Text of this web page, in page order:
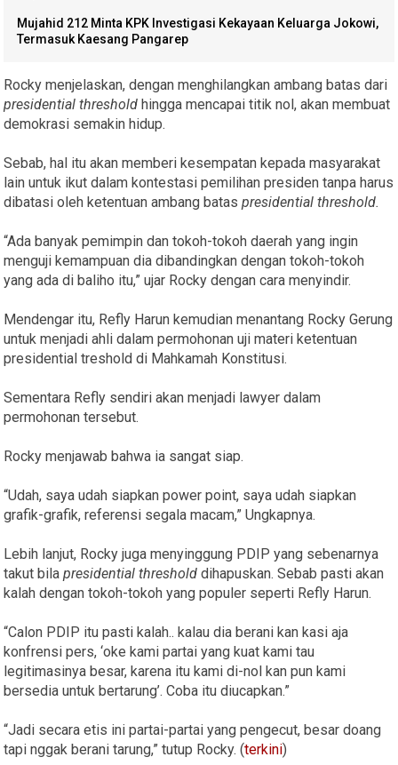
Mujahid 212 Minta KPK Investigasi Kekayaan Keluarga Jokowi,
Termasuk Kaesang Pangarep
Rocky menjelaskan, dengan menghilangkan ambang batas dari
presidential threshold hingga mencapai titik nol, akan membuat
demokrasi semakin hidup.
Sebab, hal itu akan memberi kesempatan kepada masyarakat
lain untuk ikut dalam kontestasi pemilihan presiden tanpa harus
dibatasi oleh ketentuan ambang bataspresidential threshold.
“Ada banyak pemimpin dan tokoh-tokoh daerah yang ingin
menguji kemampuan dia dibandingkan dengan tokoh-tokoh
yang ada di baliho itu,” ujar Rocky dengan cara menyindir.
Mendengar itu, Refly Harun kemudian menantang Rocky Gerung
untuk menjadi ahli dalam permohonan uji materi ketentuan
presidential treshold di Mahkamah Konstitusi.
Sementara Refly sendiri akan menjadi lawyer dalam
permohonan tersebut.
Rocky menjawab bahwa ia sangat siap.
“Udah, saya udah siapkan power point, saya udah siapkan
grafik-grafik, referensi segala macam,” Ungkapnya.
Lebih lanjut, Rocky juga menyinggung PDIP yang sebenarnya
takut bilapresidential threshold dihapuskan. Sebab pasti akan
kalah dengan tokoh-tokoh yang populer seperti Refly Harun.
“Calon PDIP itu pasti kalah.. kalau dia berani kan kasi aja
konfrensi pers, ‘oke kami partai yang kuat kami tau
legitimasinya besar, karena itu kami di-nol kan pun kami
bersedia untuk bertarung’. Coba itu diucapkan.”
“Jadi secara etis ini partai-partai yang pengecut, besar doang
tapi nggak berani tarung,” tutup Rocky. (terkini)